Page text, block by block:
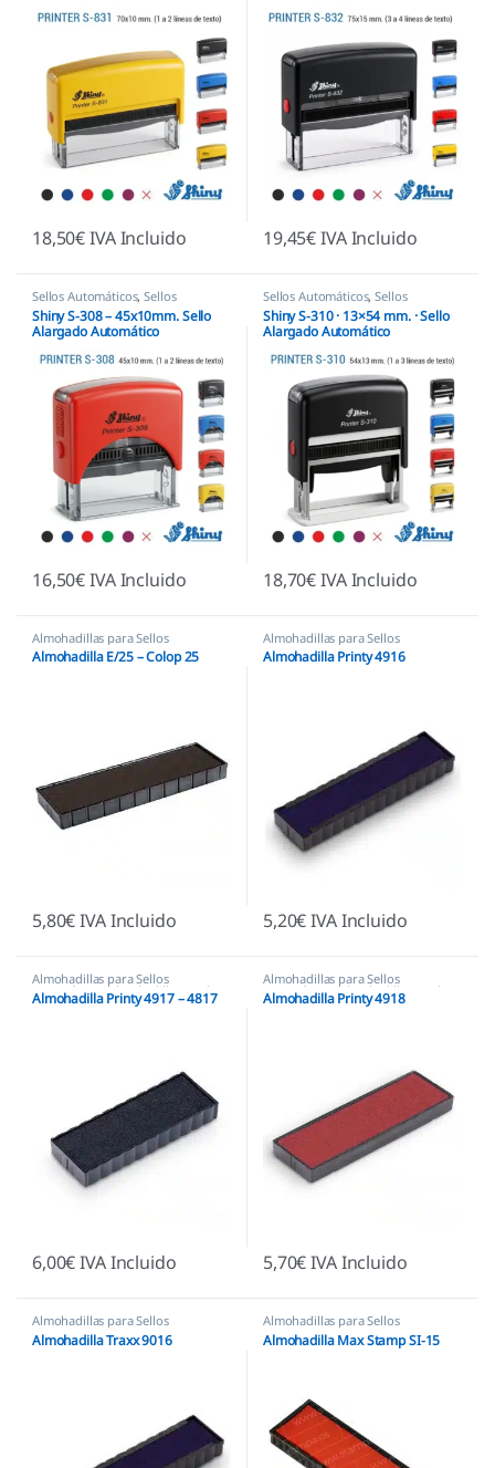
18,50€IVA Incluido 19,45€IVA Incluido
Sellos Automáticos,Sellos
empresas,Shiny
Shiny S-308 – 45x10mm. Sello
Alargado Automático
16,50€IVA Incluido
Sellos Automáticos,Sellos
empresas,Shiny
Shiny S-310 · 13×54 mm. · Sello
Alargado Automático
18,70€IVA Incluido
Almohadillas para Sellos
Automáticos ,Almohadillas Colop
Almohadilla E/25 – Colop 25
5,80€IVA Incluido
Almohadillas para Sellos
Automáticos ,Almohadillas Trodat
Almohadilla Printy 4916
5,20€IVA Incluido
Almohadillas para Sellos
Automáticos ,Almohadillas Trodat
Almohadilla Printy 4917 – 4817
6,00€IVA Incluido
Almohadillas para Sellos
Automáticos ,Almohadillas Trodat
Almohadilla Printy 4918
5,70€IVA Incluido
Almohadillas para Sellos
Automáticos ,Almohadillas
Económicas
Almohadilla Traxx 9016
Almohadillas para Sellos
Automáticos ,Almohadillas
Económicas
Almohadilla Max Stamp SI-15